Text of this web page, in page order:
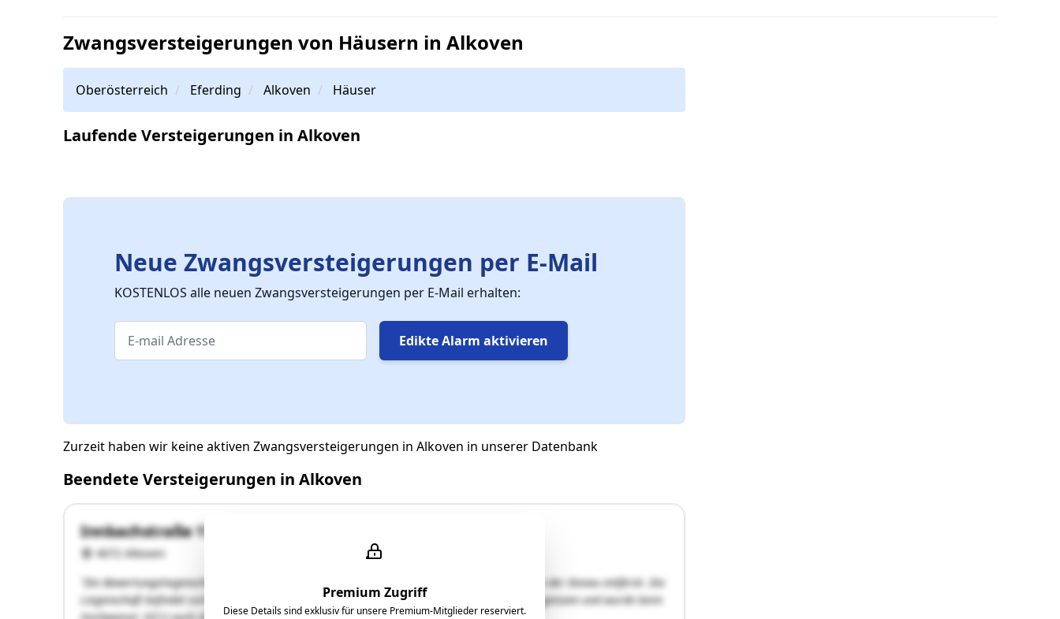
Zwangsversteigerungen von Häusern in Alkoven
Oberösterreich Eferding Alkoven Häuser
Laufende Versteigerungen in Alkoven
Neue Zwangsversteigerungen per E-Mail
KOSTENLOS alle neuen Zwangsversteigerungen per E-Mail erhalten:
Edikte Alarm aktivieren
Zurzeit haben wir keine aktiven Zwangsversteigerungen in Alkoven in unserer Datenbank
Beendete Versteigerungen in Alkoven
Premium Zugriff
Diese Details sind exklusiv für unsere Premium-Mitglieder reserviert.
Innbachstraße 17
4072 Alkoven
"Die Bewertungsliegenschaft im Ausmaß von 3.395 m² befindet sich im Grünland ca. 1 km von der Donau entfernt. Die
Liegenschaft befindet sich im Überflutungsbereich bei 30- und 100-jährlichen Hochwasserereignissen und wurde beim